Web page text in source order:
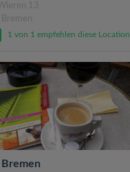
13
1 von 1 empfehlen diese Location